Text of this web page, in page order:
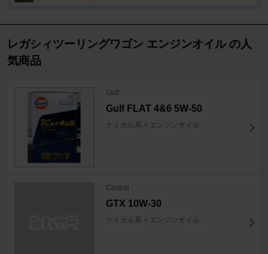
レガシィツーリングワゴン エンジンオイル の人
気商品
Gulf
Gulf FLAT 4&6 5W-50
ケミカル系 > エンジンオイル
Castrol
GTX 10W-30
ケミカル系 > エンジンオイル